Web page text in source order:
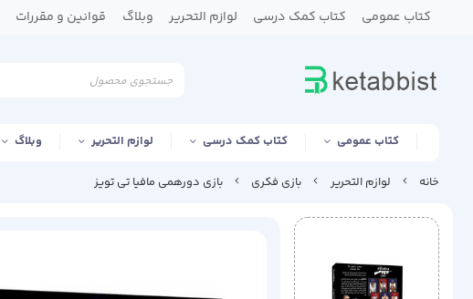
کتاب عمومی کتاب کمک درسی لوازم التحریر وبلاگ قوانین و مقررات
کتاب عمومی کتاب کمک درسی لوازم التحریر وبلاگ
خانه لوازم التحریر بازی فکری بازی دورهمی مافیا تی تویز